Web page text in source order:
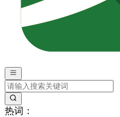
热词：